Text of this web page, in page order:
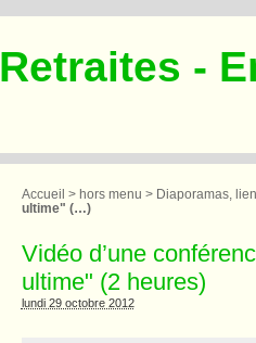
Retraites -
Accueil > hors menu > Diaporamas,
ultime" (…)
Vidéo d’une
ultime" (2 heures)
lundi 29 octobre 2012